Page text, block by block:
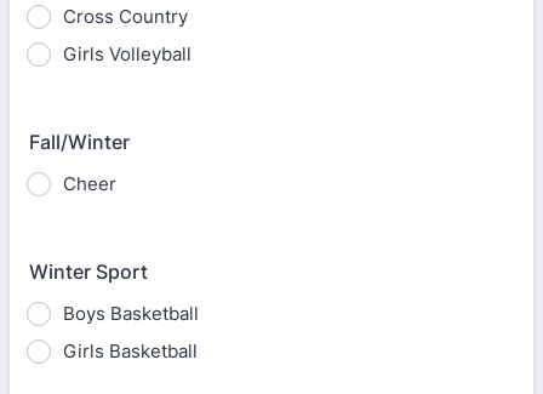
Cross Country
Girls Volleyball
Fall/Winter
Cheer
Winter Sport
Boys Basketball
Girls Basketball